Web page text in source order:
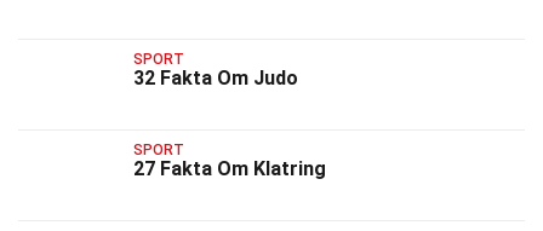
SPORT
32 Fakta Om Judo
SPORT
27 Fakta Om Klatring